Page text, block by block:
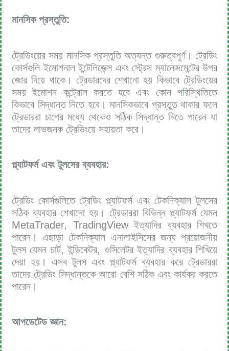
মানসিক প্রস্তুতি:
ট্রেডিংয়ের সময় মানসিক প্রস্তুতি অত্যন্ত গুরুত্বপূর্ণ। ট্রেডিং
কোর্সগুলি ইমোশনাল ইন্টেলিজেন্স এবং স্ট্রেস ম্যানেজমেন্টের উপর
জোর দিয়ে থাকে। ট্রেডারদের শেখানো হয় কিভাবে ট্রেডিংয়ের
সময় ইমোশন কন্ট্রোল করতে হবে এবং কোন পরিস্থিতিতে
কিভাবে সিদ্ধান্ত নিতে হবে। মানসিকভাবে প্রস্তুত থাকার ফলে
ট্রেডাররা চাপের মধ্যে থেকেও সঠিক সিদ্ধান্ত নিতে পারেন যা
তাদের লাভজনক ট্রেডিংয়ে সহায়তা করে।
প্ল্যাটফর্ম এবং টুলসের ব্যবহার:
ট্রেডিং কোর্সগুলিতে ট্রেডিং প্ল্যাটফর্ম এবং টেকনিক্যাল টুলসের
সঠিক ব্যবহার শেখানো হয়। ট্রেডাররা বিভিন্ন প্ল্যাটফর্ম যেমন
MetaTrader, TradingView ইত্যাদির ব্যবহার শিখতে
পারেন। এছাড়া টেকনিক্যাল এনালাইসিসের জন্য প্রয়োজনীয়
টুলস যেমন চার্ট, ইন্ডিকেটর, ওসিলেটর ইত্যাদির ব্যবহার শিখিয়ে
দেয়া হয়। এসব টুলস এবং প্ল্যাটফর্ম ব্যবহার করে ট্রেডাররা
তাদের ট্রেডিং সিদ্ধান্তকে আরো বেশি সঠিক এবং কার্যকর করতে
পারেন।
আপডেটেড জ্ঞান: